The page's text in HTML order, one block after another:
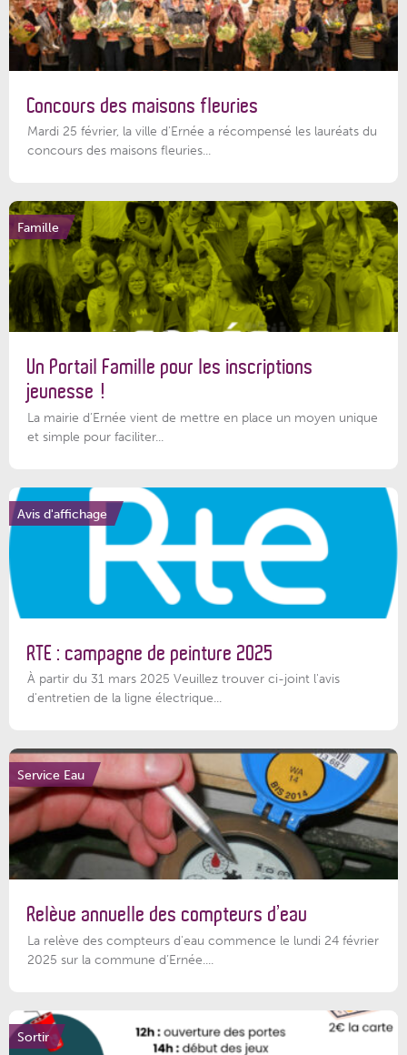
Concours des maisons fleuries
Mardi 25 février, la ville d'Ernée a récompensé les lauréats du
concours des maisons fleuries...
Famille
Un Portail Famille pour les inscriptions
jeunesse !
La mairie d’Ernée vient de mettre en place un moyen unique
et simple pour faciliter...
Avis d'affichage
RTE : campagne de peinture 2025
À partir du 31 mars 2025 Veuillez trouver ci-joint l'avis
d'entretien de la ligne électrique...
Service Eau
Relève annuelle des compteurs d’eau
La relève des compteurs d'eau commence le lundi 24 février
2025 sur la commune d’Ernée....
Sortir